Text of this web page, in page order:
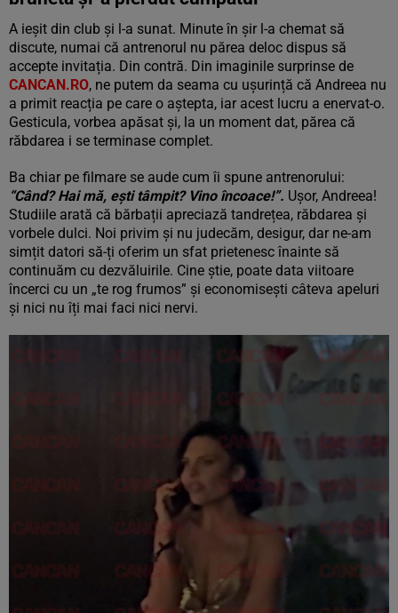
A ieșit din club și l-a sunat. Minute în șir l-a chemat să
discute, numai că antrenorul nu părea deloc dispus să
accepte invitația. Din contră. Din imaginile surprinse de
CANCAN.RO, ne putem da seama cu ușurință că Andreea nu
a primit reacția pe care o aștepta, iar acest lucru a enervat-o.
Gesticula, vorbea apăsat și, la un moment dat, părea că
răbdarea i se terminase complet.
Ba chiar pe filmare se aude cum îi spune antrenorului:
“Când? Hai mă, ești tâmpit? Vino încoace!”. Ușor, Andreea!
Studiile arată că bărbații apreciază tandrețea, răbdarea și
vorbele dulci. Noi privim și nu judecăm, desigur, dar ne-am
simțit datori să-ți oferim un sfat prietenesc înainte să
continuăm cu dezvăluirile. Cine știe, poate data viitoare
încerci cu un „te rog frumos” și economisești câteva apeluri
și nici nu îți mai faci nici nervi.